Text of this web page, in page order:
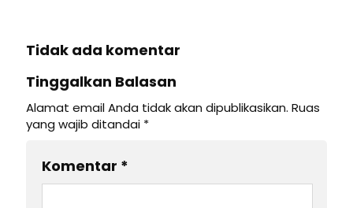
Tidak ada komentar
Tinggalkan Balasan
Alamat email Anda tidak akan dipublikasikan. Ruas
yang wajib ditandai *
Komentar *